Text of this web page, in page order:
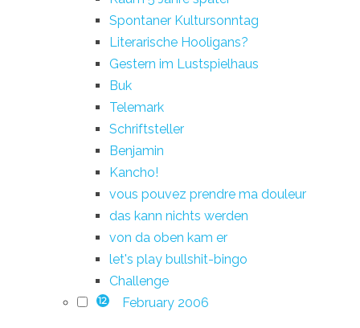
Spontaner Kultursonntag
Literarische Hooligans?
Gestern im Lustspielhaus
Buk
Telemark
Schriftsteller
Benjamin
Kancho!
vous pouvez prendre ma douleur
das kann nichts werden
von da oben kam er
let's play bullshit-bingo
Challenge
12 February 2006